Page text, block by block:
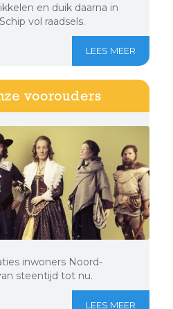
en duik daarna in
vol raadsels.
LEES MEER
voorouders
inwoners Noord-
steentijd tot nu.
LEES MEER